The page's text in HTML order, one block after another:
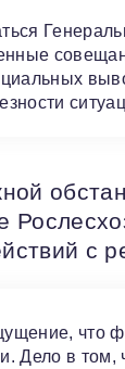
с
что
Дело в том,